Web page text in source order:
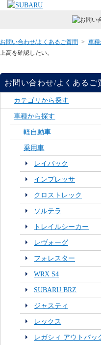
お問い合わせ/よくあるご質問 > 車
上高を確認したい。
お問い合わせ/よくあるご
カテゴリから探す
車種から探す
軽自動車
乗用車
レイバック
インプレッサ
クロストレック
ソルテラ
トレイルシーカー
レヴォーグ
フォレスター
WRX S4
SUBARU BRZ
ジャスティ
レックス
レガシィ アウトバッ